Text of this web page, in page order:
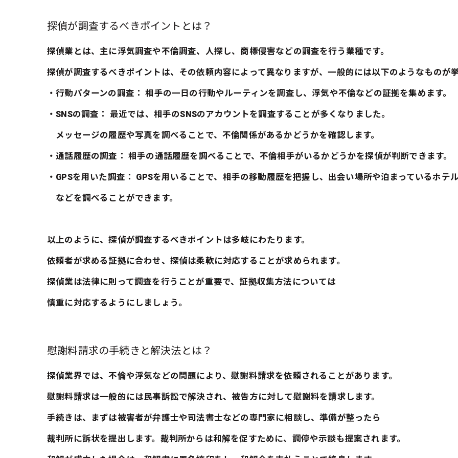
探偵が調査するべきポイントとは？
探偵業とは、主に浮気調査や不倫調査、人探し、商標侵害などの調査を行う業種です。
探偵が調査するべきポイントは、その依頼内容によって異なりますが、一般的には以下のようなものが挙
・行動パターンの調査： 相手の一日の行動やルーティンを調査し、浮気や不倫などの証拠を集めます。
・SNSの調査： 最近では、相手のSNSのアカウントを調査することが多くなりました。
メッセージの履歴や写真を調べることで、不倫関係があるかどうかを確認します。
・通話履歴の調査： 相手の通話履歴を調べることで、不倫相手がいるかどうかを探偵が判断できます。
・GPSを用いた調査： GPSを用いることで、相手の移動履歴を把握し、出会い場所や泊まっているホテ
などを調べることができます。
以上のように、探偵が調査するべきポイントは多岐にわたります。
依頼者が求める証拠に合わせ、探偵は柔軟に対応することが求められます。
探偵業は法律に則って調査を行うことが重要で、証拠収集方法については
慎重に対応するようにしましょう。
慰謝料請求の手続きと解決法とは？
探偵業界では、不倫や浮気などの問題により、慰謝料請求を依頼されることがあります。
慰謝料請求は一般的には民事訴訟で解決され、被告方に対して慰謝料を請求します。
手続きは、まずは被害者が弁護士や司法書士などの専門家に相談し、準備が整ったら
裁判所に訴状を提出します。裁判所からは和解を促すために、調停や示談も提案されます。